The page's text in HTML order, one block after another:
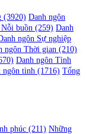
(3920) Danh ngôn
buồn (259) Danh
ngôn Sự nghiệp
ngôn Thời gian (210)
Danh ngôn Tình
ngôn tình (1716) Tổng
phúc (211) Những